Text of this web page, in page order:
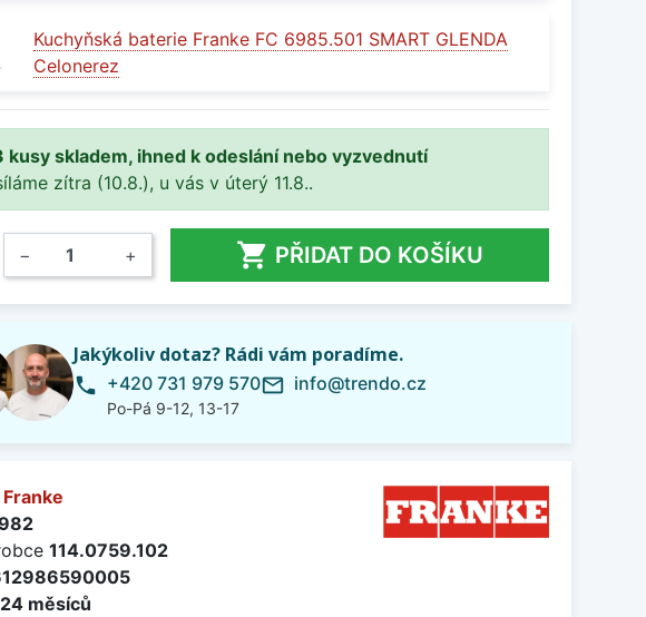
Kuchyňská baterie Franke FC 6985.501 SMART GLENDA
Celonerez
kusy skladem, ihned k odeslání nebo vyzvednutí
zítra (10.8.), u vás v úterý 11.8..
− +  PŘIDAT DO KOŠÍKU
Jakýkoliv dotaz? Rádi vám poradíme.
phone +420 731 979 570
Po-Pá 9-12, 13-17
mail_outline info@trendo.cz
Franke
114.0759.102
24 měsíců